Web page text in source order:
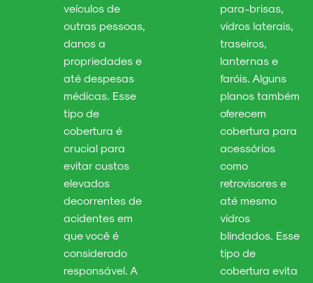
veículos de
outras pessoas,
danos a
propriedades e
até despesas
médicas. Esse
tipo de
cobertura é
crucial para
evitar custos
elevados
decorrentes de
acidentes em
que você é
considerado
responsável. A
para-brisas,
vidros laterais,
traseiros,
lanternas e
faróis. Alguns
planos também
oferecem
cobertura para
acessórios
como
retrovisores e
até mesmo
vidros
blindados. Esse
tipo de
cobertura evita